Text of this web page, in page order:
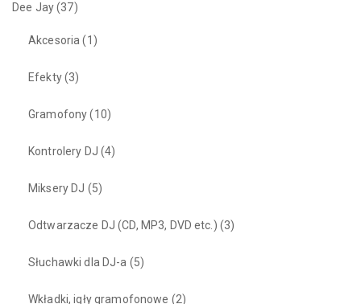
Dee Jay(37)
Akcesoria(1)
Efekty(3)
Gramofony(10)
Kontrolery DJ (4)
Miksery DJ (5)
Odtwarzacze DJ (CD, MP3, DVD etc.) (3)
Słuchawki dla DJ-a (5)
Wkładki, igły gramofonowe (2)